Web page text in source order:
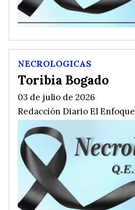
Toribia Bogado
Redacción Diario El Enfoque
NECROLOGICAS
03 de julio de 2026